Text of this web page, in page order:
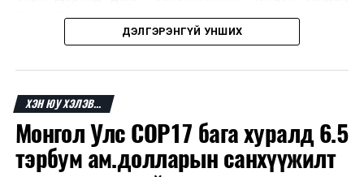
Орос, Украины дайнаас шалтгаалсан газрын тосны
үнийн өсөлт дэлхийн зах зээлд буураагүй байна.
дахин өсөж, ОХУ болон бусад эх үүсвэрээс худалдан
авах шатахууны үнэ 1,200-2,000 ам.долларт хүрчээ.
Иймд дотоодын зах зээл дэх үнийн өсөлтийг
сааруулахын тулд гаалийн болон онцгой албан
татварыг тэглэх шаардлага үүссэнийг салбарын сайд
ДЭЛГЭРЭНГҮЙ УНШИХ
ХЭН ЮУ ХЭЛЭВ...
Монгол Улс COP17 бага хуралд 6.5
тэрбум ам.долларын санхүүжилт